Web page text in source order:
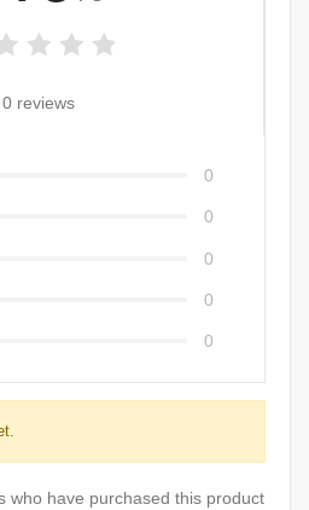
0 reviews
0
0
0
0
0
who have purchased this product